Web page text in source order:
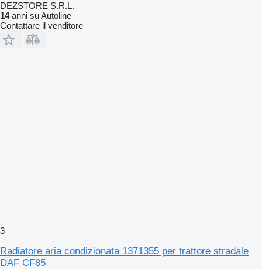
DEZSTORE S.R.L.
14anni su Autoline
Contattare il venditore
3
Radiatore aria condizionata 1371355 per trattore stradale
DAF CF85